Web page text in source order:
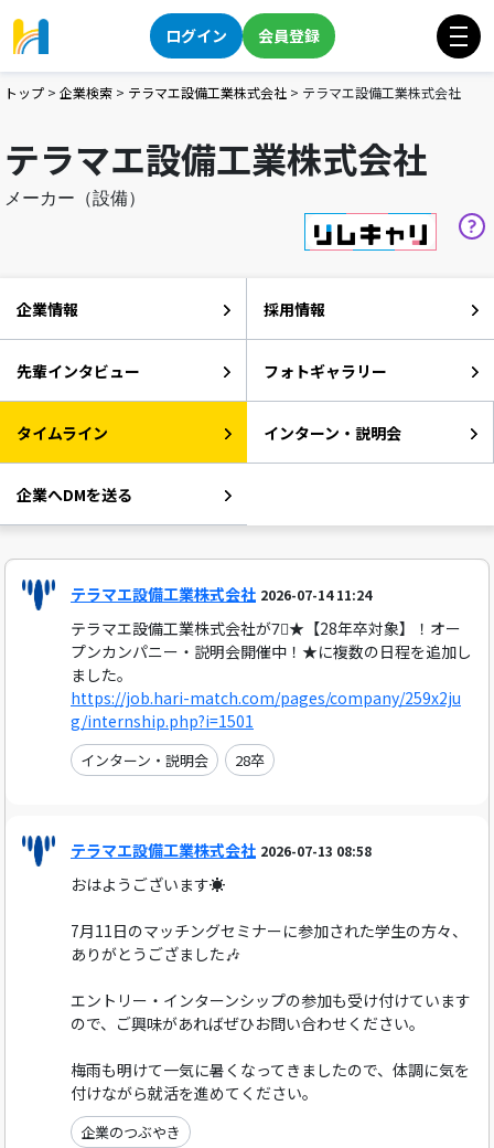
ログイン 会員登録
トップ > 企業検索 > テラマエ設備工業株式会社 > テラマエ設備工業株式会社
テラマエ設備工業株式会社
メーカー（設備）
企業情報 採用情報
先輩インタビュー フォトギャラリー
タイムライン インターン・説明会
企業へDMを送る
テラマエ設備工業株式会社 2026-07-14 11:24
テラマエ設備工業株式会社が7⃣★【28年卒対象】！オー
プンカンパニー・説明会開催中！★に複数の日程を追加し
ました。
https://job.hari-match.com/pages/company/259x2ju
g/internship.php?i=1501
インターン・説明会 28卒
テラマエ設備工業株式会社 2026-07-13 08:58
おはようございます☀️
7月11日のマッチングセミナーに参加された学生の方々、
ありがとうござました🎶
エントリー・インターンシップの参加も受け付けています
ので、ご興味があればぜひお問い合わせください。
梅雨も明けて一気に暑くなってきましたので、体調に気を
付けながら就活を進めてください。
企業のつぶやき